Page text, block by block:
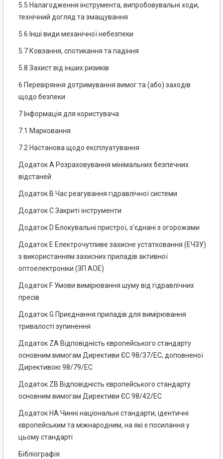
5.5 Налагодження інструмента, випробовувальні ходи,
технічний догляд та змащування
5.6 Інші види механічної небезпеки
5.7 Ковзання, спотикання та падіння
5.8 Захист від інших ризиків
6 Перевіряння дотримування вимог та (або) заходів
щодо безпеки
7 Інформація для користувача
7.1 Марковання
7.2 Настанова щодо експлуатування
Додаток А Розраховування мінімальних безпечних
відстаней
Додаток В Час реагування гідравлічної системи
Додаток С Закриті інструменти
Додаток D Блокувальні пристрої, з’єднані з огорожами
Додаток Е Електрочутливе захисне устатковання (ЕЧЗУ)
з використанням захисних приладів активної
оптоелектроніки (ЗП АОЕ)
Додаток F Умови вимірювання шуму від гідравлічних
пресів
Додаток G Приєднання приладів для вимірювання
тривалості зупинення
Додаток ZA Відповідність європейського стандарту
основним вимогам Директиви ЄС 98/37/ЕС, доповненої
Директивою 98/79/ЕС
Додаток ZB Відповідність європейського стандарту
основним вимогам Директиви ЄС 98/42/ЕС
Додаток НА Чинні національні стандарти, ідентичні
європейським та міжнародним, на які є посилання у
цьому стандарті
Бібліографія